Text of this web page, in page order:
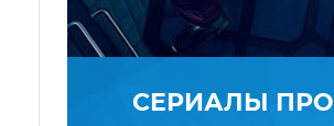
СЕРИАЛЫ ПРО